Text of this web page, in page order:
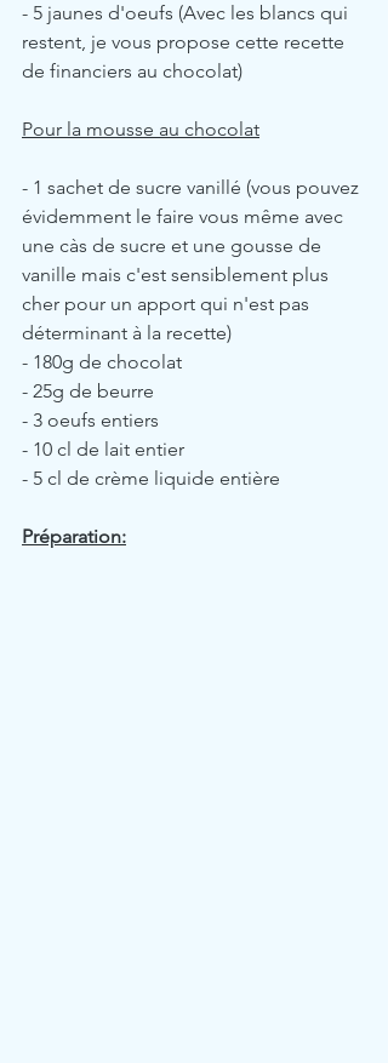
- 5 jaunes d'oeufs (Avec les blancs qui
restent, je vous propose cette recette
de financiers au chocolat)
Pour la mousse au chocolat
- 1 sachet de sucre vanillé (vous pouvez
évidemment le faire vous même avec
une càs de sucre et une gousse de
vanille mais c'est sensiblement plus
cher pour un apport qui n'est pas
déterminant à la recette)
- 180g de chocolat
- 25g de beurre
- 3 oeufs entiers
- 10 cl de lait entier
- 5 cl de crème liquide entière
Préparation: